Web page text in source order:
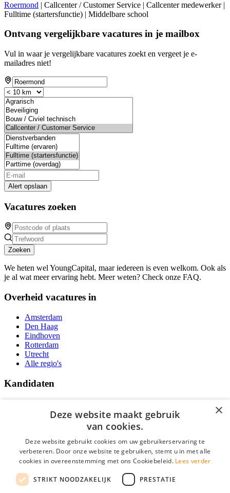
Roermond | Callcenter / Customer Service | Callcenter medewerker |
Fulltime (startersfunctie) | Middelbare school
Ontvang vergelijkbare vacatures in je mailbox
Vul in waar je vergelijkbare vacatures zoekt en vergeet je e-
mailadres niet!
Alert opslaan
Vacatures zoeken
Zoeken
We heten wel YoungCapital, maar iedereen is even welkom. Ook als
je al wat meer ervaring hebt. Meer weten? Check onze FAQ.
Overheid vacatures in
Amsterdam
Den Haag
Eindhoven
Rotterdam
Utrecht
Alle regio's
Kandidaten
Vacatures
Over Vacatures Overheid Online
YoungCapital IOS App
YoungCapital Android App
×
Deze website maakt gebruik
van cookies.
Deze website gebruikt cookies om uw gebruikerservaring te
verbeteren. Door onze website te gebruiken, stemt u in met alle
cookies in overeenstemming met ons Cookiebeleid. Lees verder
STRIKT NOODZAKELIJK PRESTATIE